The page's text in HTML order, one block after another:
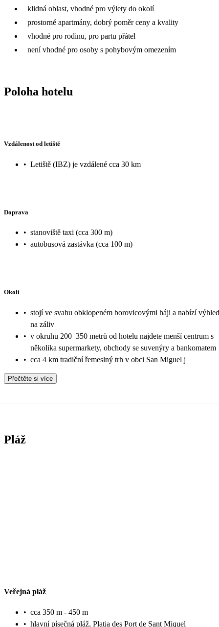
klidná oblast, vhodné pro výlety do okolí
prostorné apartmány, dobrý poměr ceny a kvality
vhodné pro rodinu, pro partu přátel
není vhodné pro osoby s pohybovým omezením
Poloha hotelu
Vzdálenost od letiště
• Letiště (IBZ) je vzdálené cca 30 km
Doprava
• stanoviště taxi (cca 300 m)
• autobusová zastávka (cca 100 m)
Okolí
• stojí ve svahu obklopeném borovicovými háji a nabízí výhled
na záliv
• v okruhu 200–350 metrů od hotelu najdete menší centrum s
několika supermarkety, obchody se suvenýry a bankomatem
• cca 4 km tradiční řemeslný trh v obci San Miguel j
Přečtěte si více
Pláž
Veřejná pláž
• cca 350 m - 450 m
• hlavní písečná pláž, Platja des Port de Sant Miquel